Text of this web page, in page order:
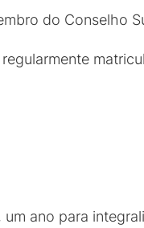
do Conselho
um ano para